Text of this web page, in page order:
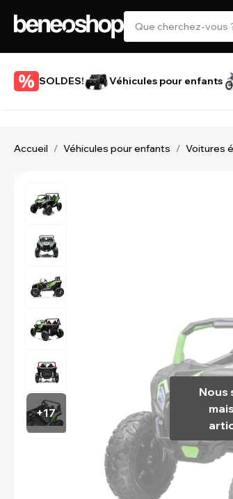
SOLDES! Véhicules pour enfants
Accueil / Véhicules pour enfants / Voitures
Nous
+17